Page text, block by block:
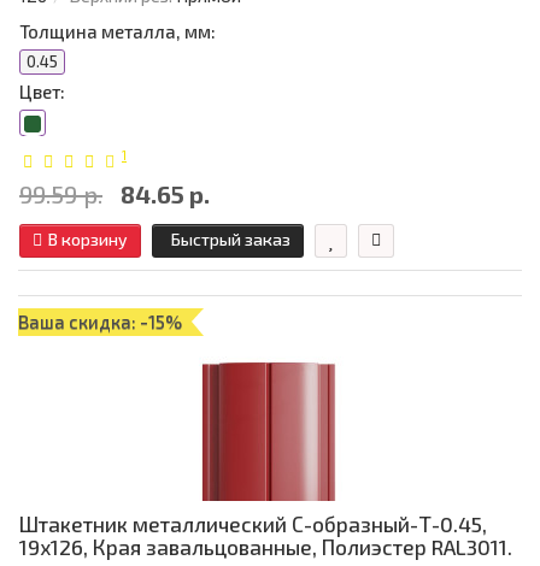
Толщина металла, мм:
0.45
Цвет:
1
99.59 р. 84.65 р.
В корзину Быстрый заказ
Ваша скидка: -15%
Штакетник металлический С-образный-Т-0.45,
19х126, Края завальцованные, Полиэстер RAL3011.